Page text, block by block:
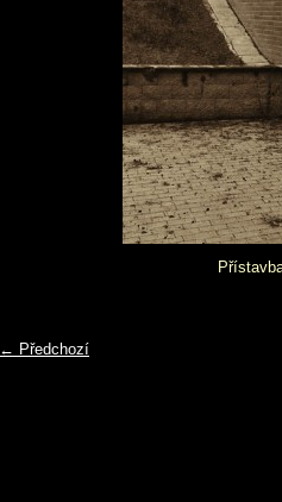
← Předchozí